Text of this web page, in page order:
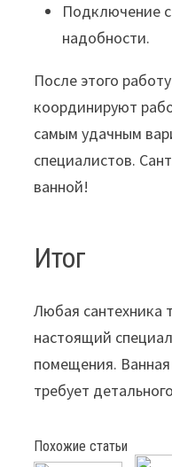
Подключение
надобности.
После этого
координируют
самым удачным
специалистов.
ванной!
Итог
Любая сантехника
настоящий
помещения.
требует
Похожие статьи